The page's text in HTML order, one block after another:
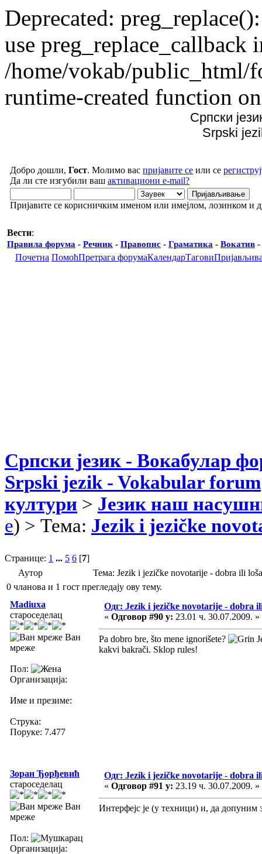
Deprecated:
use preg_replace_callback
/home/vokab/public_html/
runtime-created function
Српски
Srpski
Добро дошли, Гост. Молимо вас пријавите се или се
Да ли сте изгубили ваш активациони e-mail?
Пријавите се корисничким именом или имејлом, лозинком и
Вести:
Правила форума - Речник - Правопис - Граматика - Вокатив -
Почетна ПомоћПретрага форумаКалендарТагови
Српски језик - Вокабулар
Srpski jezik - Vokabular forum
култури > Језик наш
e) > Тема: Jezik i jezičke
Странице: 1 ... 5 6 [7]
Аутор
Тема: Jezik i jezičke novotarije - dobra ili
0 чланова и 1 гост прегледају ову тему.
Madiuxa
староседелац
Ван
мреже
Пол:
Организација:
Име и презиме:
Струка:
Поруке: 7.477
Одг: Jezik i jezičke novotarije - dobra
« Одговор #90 у: 23.01 ч. 30.07.2009. »
Pa dobro bre, što mene ignorišete?
kakvi bakrači. Sklop rules!
Зоран Ђорђевић
староседелац
Ван
мреже
Пол:
Организација:
Одг: Jezik i jezičke novotarije - dobra
« Одговор #91 у: 23.19 ч. 30.07.2009. »
Интерфејс је (у техници) и, да